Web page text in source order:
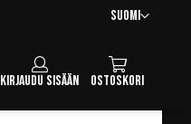
Kieli
Suomi
Ostoskori
Kirjaudu sisään